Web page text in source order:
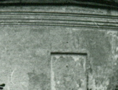
разыгралась и
красноармейцев. Часть
на берегу Пинеги.
поднимался к